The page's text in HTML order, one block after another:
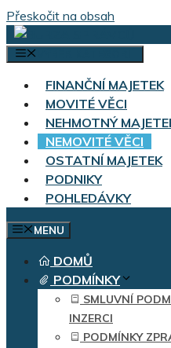
Přeskočit na obsah
FINANČNÍ MAJETEK
MOVITÉ VĚCI
NEHMOTNÝ
NEMOVITÉ VĚCI
OSTATNÍ MAJETEK
PODNIKY
POHLEDÁVKY
MENU
DOMŮ
PODMÍNKY
SMLUVNÍ
INZERCI
PODMÍNKY